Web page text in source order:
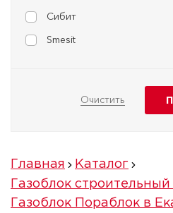
Сибит
Smesit
Главная
Каталог
Газоблок
Газоблок Пораблок в